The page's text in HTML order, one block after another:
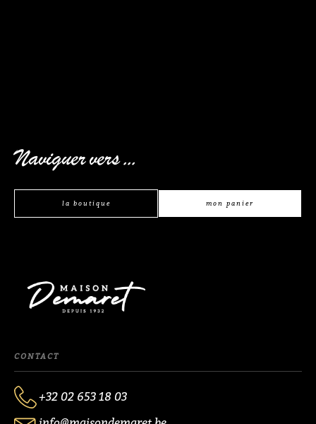
Naviguer vers ...
la boutique mon panier
CONTACT
+32 02 653 18 03